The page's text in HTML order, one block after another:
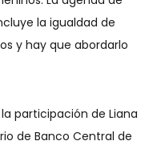
la igualdad de
y hay que abordarlo
participación de Liana
de Banco Central de